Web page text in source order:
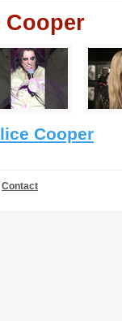
Cooper
Contact